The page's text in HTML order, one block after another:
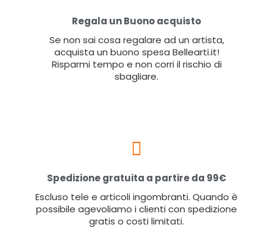
Regala un Buono acquisto
Se non sai cosa regalare ad un artista,
acquista un buono spesa Bellearti.it!
Risparmi tempo e non corri il rischio di
sbagliare.
Spedizione gratuita a partire da 99€
Escluso tele e articoli ingombranti. Quando è
possibile agevoliamo i clienti con spedizione
gratis o costi limitati.